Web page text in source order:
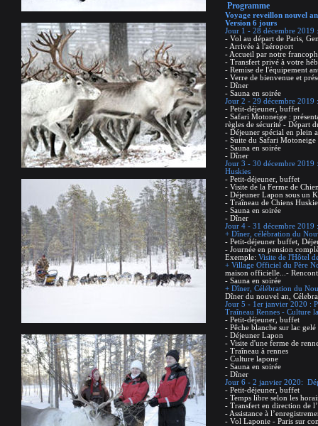
Programme
Voyage reveillon nouvel
Version 6 jours
Jour 1 - 28 décembre 2019
- Vol au départ de Paris,
- Arrivée à l'aéroport
- Accueil par notre
- Transfert privé à votre
- Remise de l'équipement
- Verre de bienvenue et
- Dîner
- Sauna en soirée
Jour 2 - 29 décembre
- Petit-déjeuner, buffet
- Safari Motoneige :
règles de sécurité - Départ
- Déjeuner spécial en plein
- Suite du Safari Motoneige
- Sauna en soirée
- Dîner
Jour 3 - 30 décembre 2019
Huskies
- Petit-déjeuner, buffet
- Visite de la Ferme de
- Déjeuner Lapon sous un
- Traîneau de Chiens
- Sauna en soirée
- Dîner
Jour 4 - 31 décembre 2019
+ Dîner, célébration du
- Petit-déjeuner buffet,
- Journée en pension
Exemple: Visite de l'Hôtel
+ Village Officiel du Père
maison officielle...-
- Sauna en soirée
+ Dîner, Célébration du
Dîner du nouvel an,
Jour 5 - 1er janvier 2020 :
Traîneau Rennes - Culture
- Petit-déjeuner, buffet
- Pêche blanche sur lac gelé
- Déjeuner Lapon
- Visite d'une ferme de
- Traîneau à rennes
- Culture lapone
- Sauna en soirée
- Dîner
Jour 6 - 2 janvier 2020:
- Petit-déjeuner, buffet
- Temps libre selon les
- Transfert en direction de
- Assistance à
- Vol Laponie - Paris sur